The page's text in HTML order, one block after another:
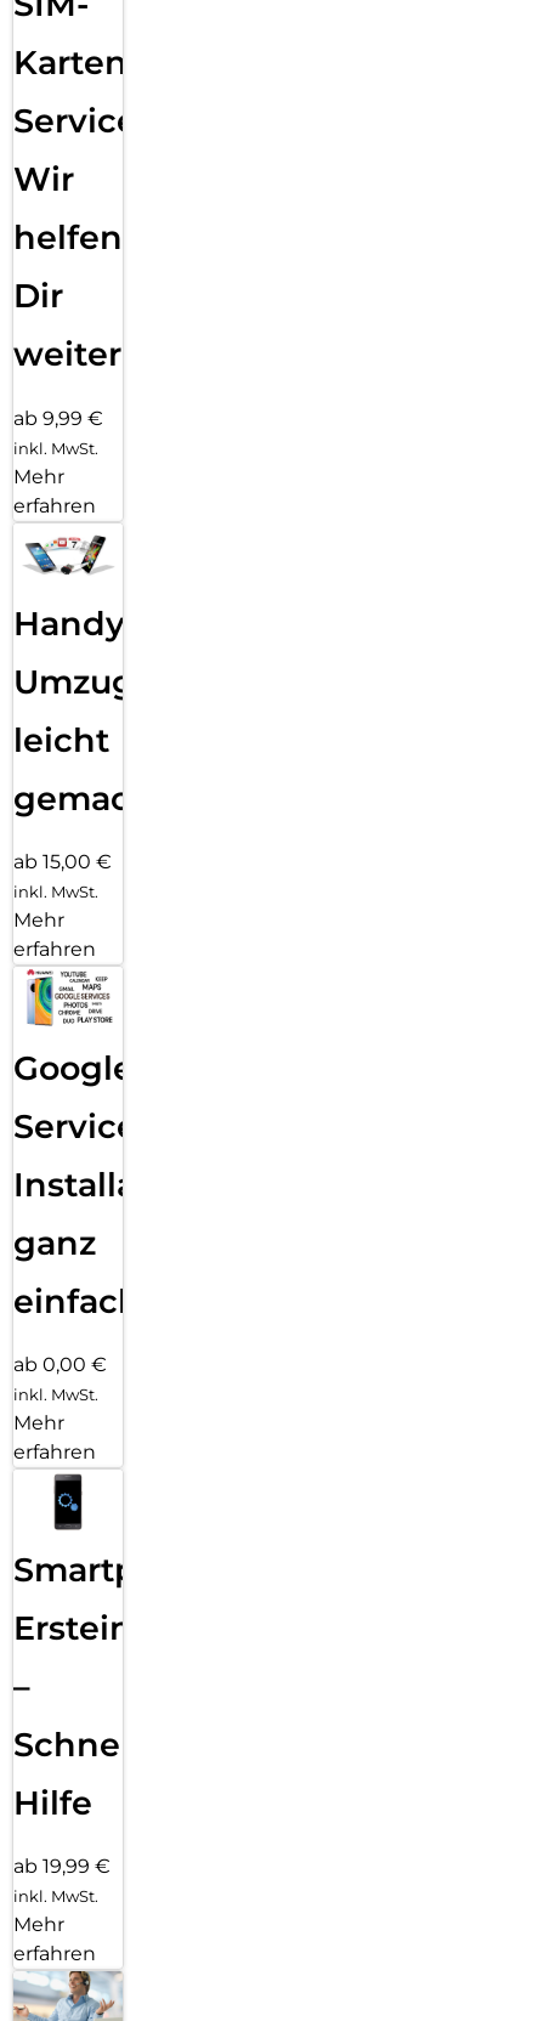
Karten
Service:
Wir
helfen
Dir
weiter
ab 9,99 €
inkl. MwSt.
Mehr
erfahren
Handy
Umzug
leicht
gemacht!
ab 15,00 €
inkl. MwSt.
Mehr
erfahren
Google
Services
Installation
ganz
einfach
ab 0,00 €
inkl. MwSt.
Mehr
erfahren
Smartphone
Ersteinrichtung
–
Schnelle
Hilfe
ab 19,99 €
inkl. MwSt.
Mehr
erfahren